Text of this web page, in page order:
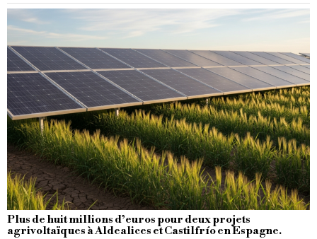
Plus de huit millions d’euros pour deux projets
agrivoltaïques à Aldealices et Castilfrío en Espagne.